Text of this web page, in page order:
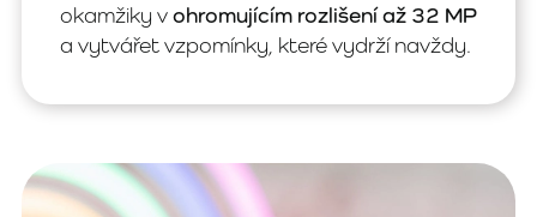
okamžiky vohromujícím rozlišení až 32 MP
a vytvářet vzpomínky, které vydrží navždy.